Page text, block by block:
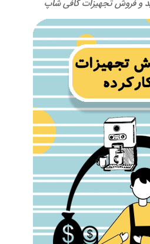
و فروش تجهیزات کافی شاپ